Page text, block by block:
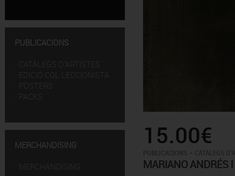
PUBLICACIONS
CATÀLEGS D'ARTISTES
EDICIÓ COL·LECCIONISTA
PÒSTERS
PACKS
MERCHANDISING
MERCHANDISING
15.00€
-
MARIANO ANDRÉS